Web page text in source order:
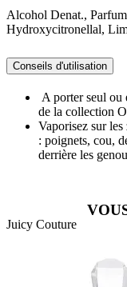
Alcohol Denat.,
Hydroxycitronellal,
Conseils d'utilisation
A porter seul ou
de la collection
Vaporisez sur
: poignets, cou,
derrière les
Juicy Couture